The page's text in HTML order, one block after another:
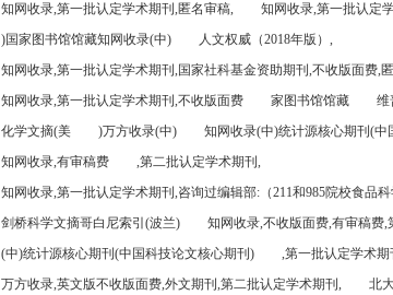
知网收录,第一批认定学术期刊,匿名审稿,
知网收录,第一批认定
)国家图书馆馆藏知网收录(中)
人文权威（2018年版）,
知网收录,第一批认定学术期刊,国家社科基金资助期刊,不收版面费,
知网收录,第一批认定学术期刊,不收版面费
家图书馆馆藏 维
化学文摘(美
)万方收录(中) 知网收录(中)统计源核心期刊(中
知网收录,有审稿费
,第二批认定学术期刊,
知网收录,第一批认定学术期刊,咨询过编辑部:（211和985院校食品
剑桥科学文摘哥白尼索引(波兰)
知网收录,不收版面费,有审稿费,
(中)统计源核心期刊(中国科技论文核心期刊)
,第一批认定学术期
万方收录,英文版不收版面费,外文期刊,第二批认定学术期刊,
北